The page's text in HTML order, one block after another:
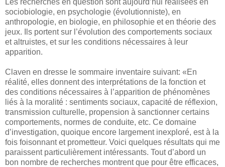
sociobiologie, en psychologie (évolutionniste), en
anthropologie, en biologie, en philosophie et en théorie des
jeux. Ils portent sur l’évolution des comportements sociaux
et altruistes, et sur les conditions nécessaires à leur
apparition.
Claven en dresse le sommaire inventaire suivant: «En
réalité, elles donnent des interprétations de la fonction et
des conditions nécessaires à l’apparition de phénomènes
liés à la moralité : sentiments sociaux, capacité de réflexion,
transmission culturelle, propension à sanctionner certains
comportements, normes de conduite, etc. Ce domaine
d’investigation, quoique encore largement inexploré, est à la
fois foisonnant et prometteur. Voici quelques résultats qui me
paraissent particulièrement intéressants. Tout d’abord un
bon nombre de recherches montrent que pour être efficaces,